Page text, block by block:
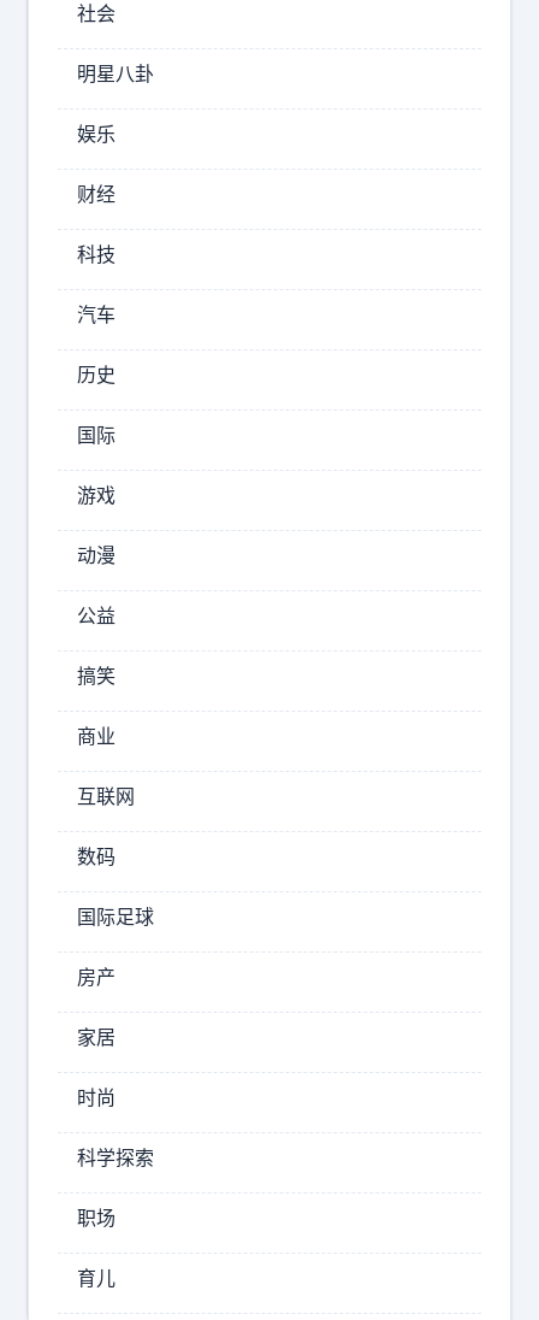
为
大
国
重
器
？
如
果
真
的
跟
这
个
们
的
样
那
确
实
略
震
慑
力
十
足
2026-
07-
28
15:21
史
凝
眸
历
史
社会
明星八卦
娱乐
财经
科技
汽车
历史
国际
游戏
动漫
公益
搞笑
商业
互联网
数码
国际足球
房产
家居
时尚
科学探索
职场
育儿